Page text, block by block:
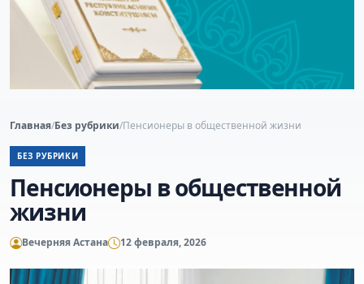
Главная/Без рубрики/Пенсионеры в общественной жизни
БЕЗ РУБРИКИ
Пенсионеры в общественной
жизни
Вечерняя Астана 12 февраля, 2026